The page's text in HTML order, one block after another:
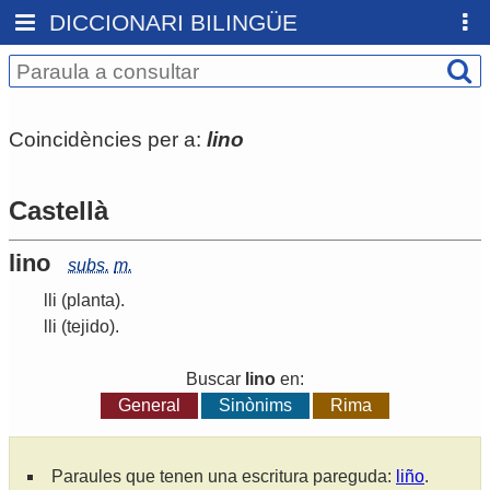
DICCIONARI BILINGÜE
Coincidències per a: lino
Castellà
lino subs. m.
lli (planta).
lli (tejido).
Buscar lino en:
General
Sinònims Rima
Paraules que tenen una escritura pareguda: liño.